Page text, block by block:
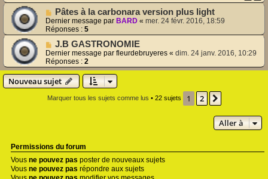
Pâtes à la carbonara version plus light
Dernier message par BARD « mer. 24 févr. 2016, 18:59
Réponses : 5
J.B GASTRONOMIE
Dernier message par fleurdebruyeres « dim. 24 janv. 2016, 10:29
Réponses : 2
Nouveau sujet
Marquer tous les sujets comme lus • 22 sujets 1 2
Aller à
Permissions du forum
Vous ne pouvez pas poster de nouveaux sujets
Vous ne pouvez pas répondre aux sujets